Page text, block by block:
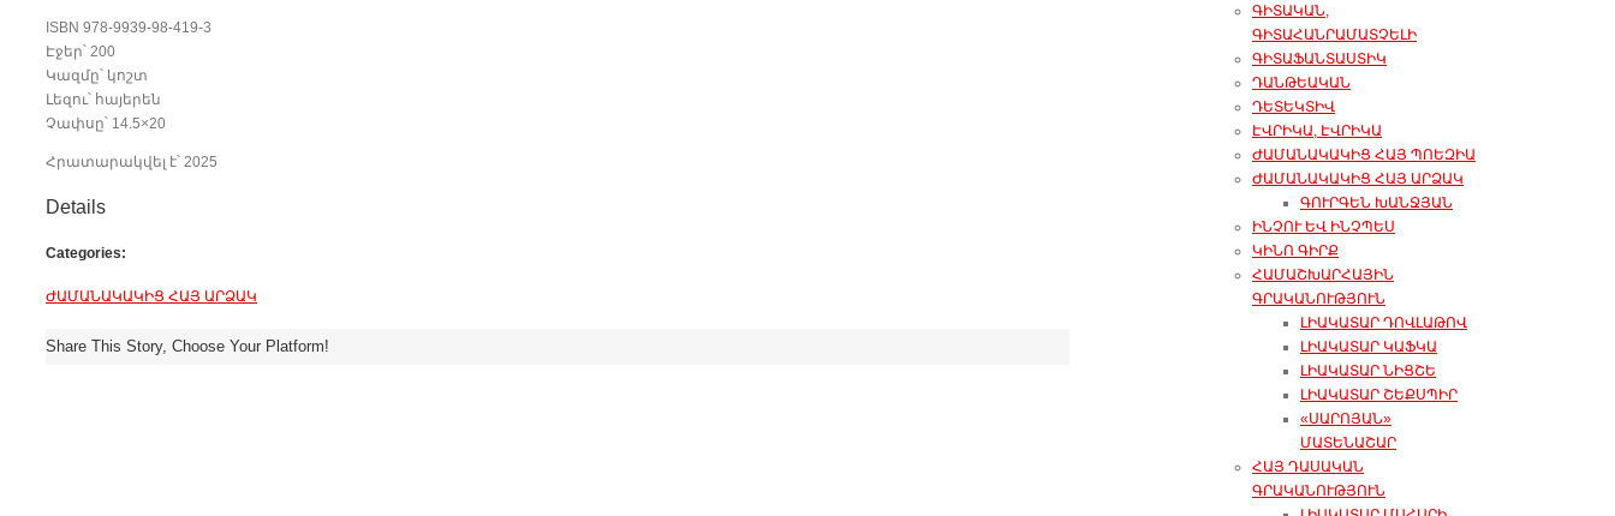
ISBN 978-9939-98-419-3
Էջեր՝ 200
Կազմը՝ կոշտ
Լեզու՝ հայերեն
Չափսը՝ 14.5×20
Հրատարակվել է՝ 2025
Details
Categories:
ԺԱՄԱՆԱԿԱԿԻՑ ՀԱՅ ԱՐՁԱԿ
Share This Story, Choose Your Platform!
ԳԻՏԱԿԱՆ,
ԳԻՏԱՀԱՆՐԱՄԱՏՉԵԼԻ
ԳԻՏԱՖԱՆՏԱՍՏԻԿ
ԴԱՆԹԵԱԿԱՆ
ԴԵՏԵԿՏԻՎ
ԷՎՐԻԿԱ, ԷՎՐԻԿԱ
ԺԱՄԱՆԱԿԱԿԻՑ ՀԱՅ ՊՈԵԶԻԱ
ԺԱՄԱՆԱԿԱԿԻՑ ՀԱՅ ԱՐՁԱԿ
ԳՈՒՐԳԵՆ ԽԱՆՋՅԱՆ
ԻՆՉՈՒ ԵՎ ԻՆՉՊԵՍ
ԿԻՆՈ ԳԻՐՔ
ՀԱՄԱՇԽԱՐՀԱՅԻՆ
ԳՐԱԿԱՆՈՒԹՅՈՒՆ
ԼԻԱԿԱՏԱՐ ԴՈՎԼԱԹՈՎ
ԼԻԱԿԱՏԱՐ ԿԱՖԿԱ
ԼԻԱԿԱՏԱՐ ՆԻՑՇԵ
ԼԻԱԿԱՏԱՐ ՇԵՔՍՊԻՐ
«ՍԱՐՈՅԱՆ»
ՄԱՏԵՆԱՇԱՐ
ՀԱՅ ԴԱՍԱԿԱՆ
ԳՐԱԿԱՆՈՒԹՅՈՒՆ